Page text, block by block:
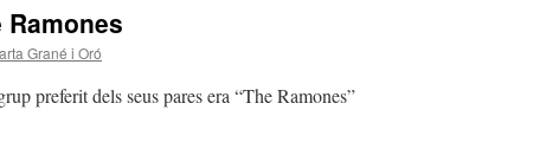
Ramones
Grané i Oró
preferit dels seus pares era “The Ramones”